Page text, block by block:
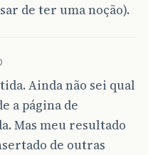
de ter uma noção).
Ainda não sei qual
a página de
Mas meu resultado
de outras